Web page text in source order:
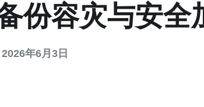
份容灾与安全
2026年6月3日